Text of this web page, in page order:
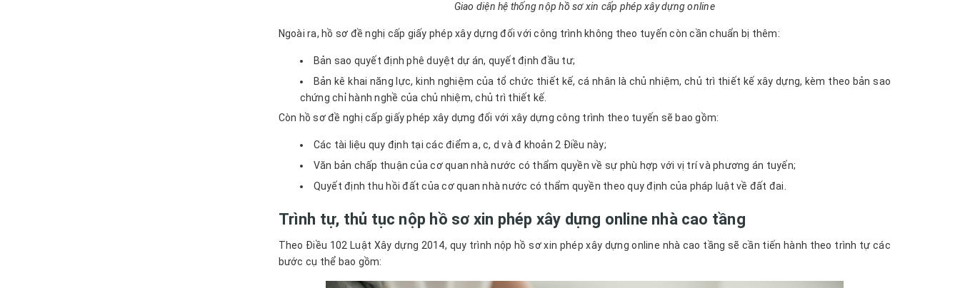
Giao diện hệ thống nộp hồ sơ xin cấp phép xây dựng online
Ngoài ra, hồ sơ đề nghị cấp giấy phép xây dựng đối với công trình không theo tuyến còn cần chuẩn bị thêm:
Bản sao quyết định phê duyệt dự án, quyết định đầu tư;
Bản kê khai năng lực, kinh nghiệm của tổ chức thiết kế, cá nhân là chủ nhiệm, chủ trì thiết kế xây dựng, kèm theo bản sao
chứng chỉ hành nghề của chủ nhiệm, chủ trì thiết kế.
Còn hồ sơ đề nghị cấp giấy phép xây dựng đối với xây dựng công trình theo tuyến sẽ bao gồm:
Các tài liệu quy định tại các điểm a, c, d và đ khoản 2 Điều này;
Văn bản chấp thuận của cơ quan nhà nước có thẩm quyền về sự phù hợp với vị trí và phương án tuyến;
Quyết định thu hồi đất của cơ quan nhà nước có thẩm quyền theo quy định của pháp luật về đất đai.
Trình tự, thủ tục nộp hồ sơ xin phép xây dựng online nhà cao tầng
Theo Điều 102 Luật Xây dựng 2014, quy trình nộp hồ sơ xin phép xây dựng online nhà cao tầng sẽ cần tiến hành theo trình tự các
bước cụ thể bao gồm: